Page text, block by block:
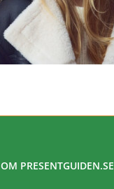
OM PRESENTGUIDEN.SE